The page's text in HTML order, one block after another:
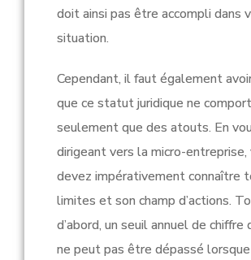
doit ainsi pas être accompli dans
situation.
Cependant, il faut également
que ce statut juridique ne
seulement que des atouts. En
dirigeant vers la micro-entreprise,
devez impérativement connaître
limites et son champ d’actions.
d’abord, un seuil annuel de chiffre
ne peut pas être dépassé